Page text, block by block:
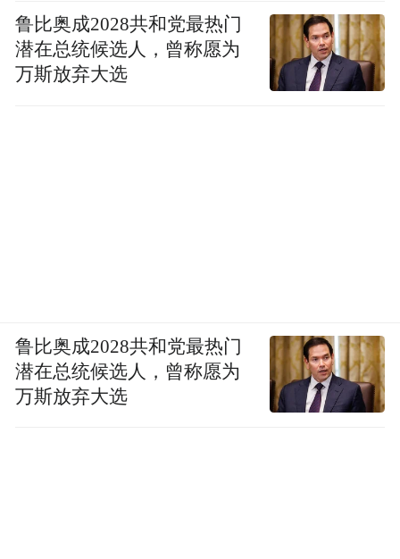
鲁比奥成2028共和党最热门
潜在总统候选人，曾称愿为
万斯放弃大选
鲁比奥成2028共和党最热门
潜在总统候选人，曾称愿为
万斯放弃大选